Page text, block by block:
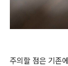
주의할 점은 기존